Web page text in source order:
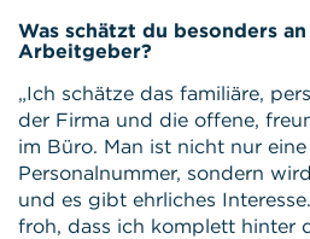
Was schätzt du besonders an
Arbeitgeber?
„Ich schätze das familiäre,
der Firma und die offene,
im Büro. Man ist nicht nur
Personalnummer, sondern
und es gibt ehrliches
froh, dass ich komplett hinter